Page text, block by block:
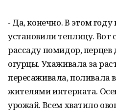
- Да, конечно. В этом году
установили теплицу. Вот
рассаду помидор,
огурцы. Ухаживала за
пересаживала, поливала
жителями интерната.
урожай. Всем хватило